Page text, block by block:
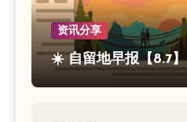
资讯分享
☀️ 自留地早报【8.7】